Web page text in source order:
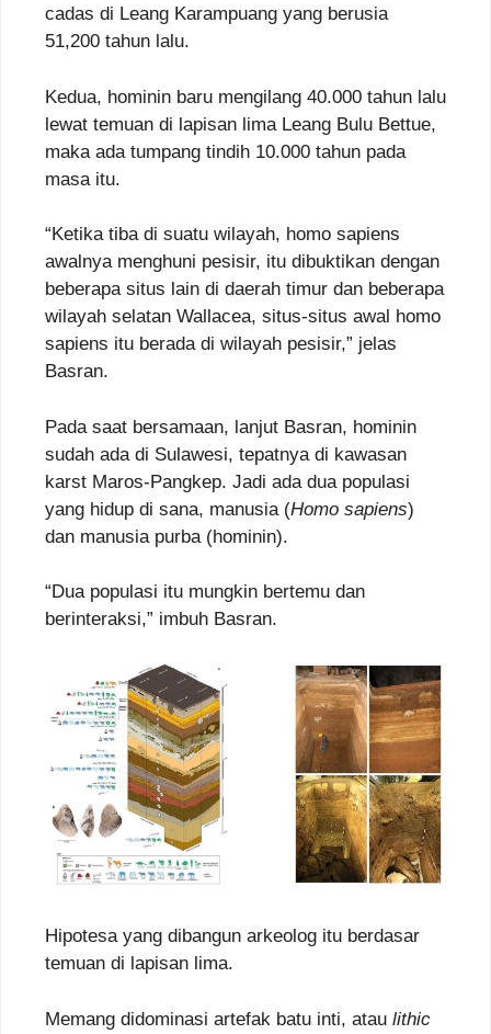
cadas di Leang Karampuang yang berusia
51,200 tahun lalu.
Kedua, hominin baru mengilang 40.000 tahun lalu
lewat temuan di lapisan lima Leang Bulu Bettue,
maka ada tumpang tindih 10.000 tahun pada
masa itu.
“Ketika tiba di suatu wilayah, homo sapiens
awalnya menghuni pesisir, itu dibuktikan dengan
beberapa situs lain di daerah timur dan beberapa
wilayah selatan Wallacea, situs-situs awal homo
sapiens itu berada di wilayah pesisir,” jelas
Basran.
Pada saat bersamaan, lanjut Basran, hominin
sudah ada di Sulawesi, tepatnya di kawasan
karst Maros-Pangkep. Jadi ada dua populasi
yang hidup di sana, manusia (Homo sapiens)
dan manusia purba (hominin).
“Dua populasi itu mungkin bertemu dan
berinteraksi,” imbuh Basran.
Hipotesa yang dibangun arkeolog itu berdasar
temuan di lapisan lima.
Memang didominasi artefak batu inti, atau lithic